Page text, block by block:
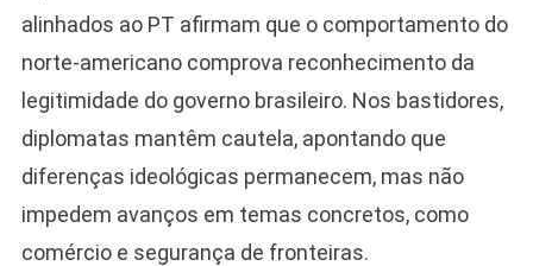
alinhados ao PT afirmam que o comportamento do
norte-americano comprova reconhecimento da
legitimidade do governo brasileiro. Nos bastidores,
diplomatas mantêm cautela, apontando que
diferenças ideológicas permanecem, mas não
impedem avanços em temas concretos, como
comércio e segurança de fronteiras.